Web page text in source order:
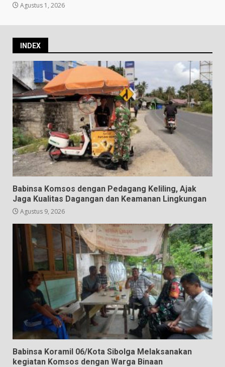
Agustus 1, 2026
INDEX
Babinsa Komsos dengan Pedagang Keliling, Ajak
Jaga Kualitas Dagangan dan Keamanan Lingkungan
Agustus 9, 2026
Babinsa Koramil 06/Kota Sibolga Melaksanakan
kegiatan Komsos dengan Warga Binaan